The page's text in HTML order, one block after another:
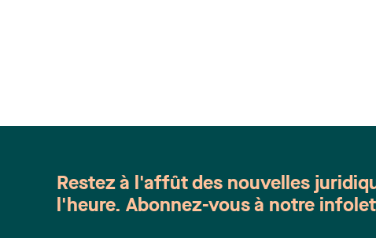
Restez à l'affût des nouvelles
l'heure. Abonnez-vous à notre